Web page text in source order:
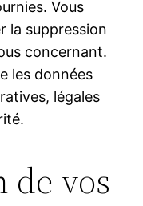
Vous
la suppression
concernant.
les données
légales
de vos